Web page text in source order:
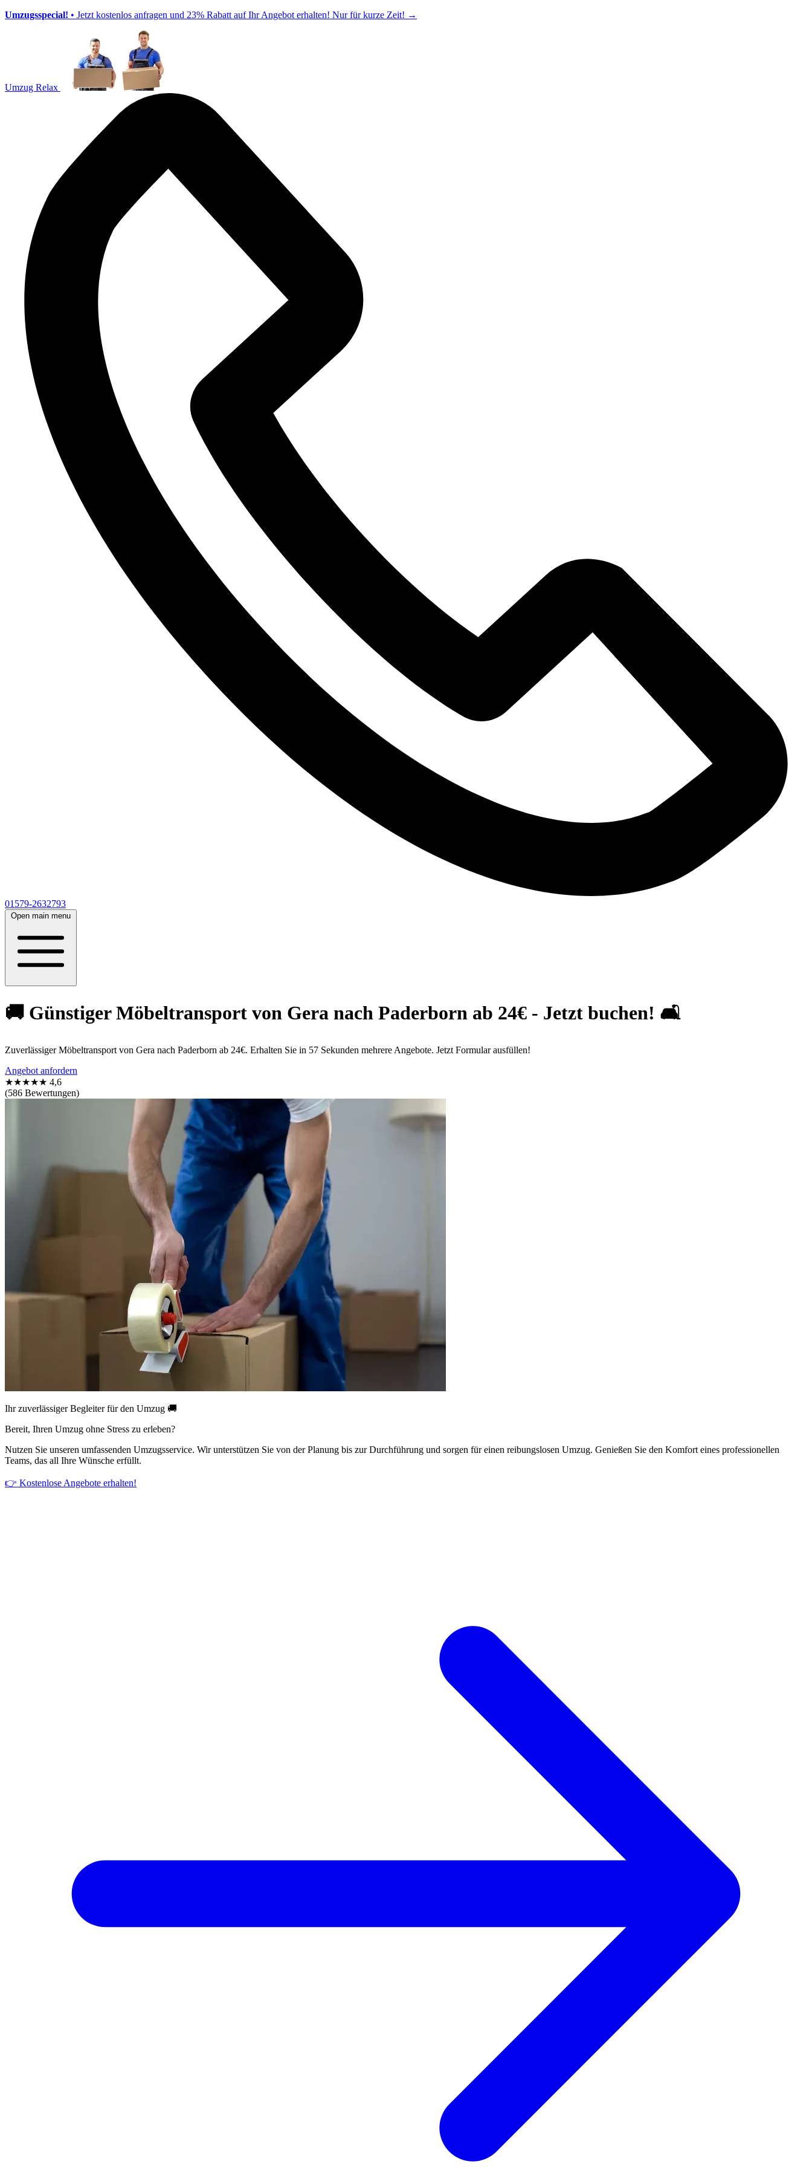
Umzugsspecial! • Jetzt kostenlos anfragen und 23% Rabatt auf Ihr Angebot erhalten! Nur für kurze Zeit! →
Umzug Relax
01579-2632793
Open main menu
🚚 Günstiger Möbeltransport von Gera nach Paderborn ab 24€ - Jetzt buchen! 🛋️
Zuverlässiger Möbeltransport von Gera nach Paderborn ab 24€. Erhalten Sie in 57 Sekunden mehrere Angebote. Jetzt Formular ausfüllen!
Angebot anfordern
★★★★★ 4,6
(586 Bewertungen)
Ihr zuverlässiger Begleiter für den Umzug 🚚
Bereit, Ihren Umzug ohne Stress zu erleben?
Nutzen Sie unseren umfassenden Umzugsservice. Wir unterstützen Sie von der Planung bis zur Durchführung und sorgen für einen reibungslosen Umzug. Genießen Sie den Komfort eines professionellen
Teams, das all Ihre Wünsche erfüllt.
👉 Kostenlose Angebote erhalten!